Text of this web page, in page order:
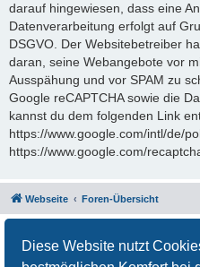
Diese Website nutzt
darauf hingewiesen, dass eine
Datenverarbeitung erfolgt auf
DSGVO. Der Websitebetreiber
daran, seine Webangebote vor
Ausspähung und vor SPAM zu
Google reCAPTCHA sowie die
kannst du dem folgenden Link
https://www.google.com/intl/de/
https://www.google.com/
Webseite Foren-Übersicht
Deutsche
Datenschutz|